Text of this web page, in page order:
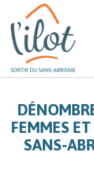
FEMMES
SANS-